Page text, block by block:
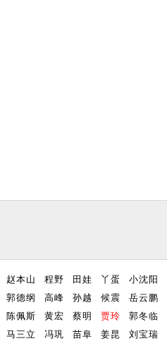
赵本山 程野 田娃 丫蛋
小沈阳
郭德纲
高峰 孙越 候震
岳云鹏
陈佩斯
黄宏 蔡明 贾玲
郭冬临
马三立
冯巩 苗阜 姜昆
刘宝瑞